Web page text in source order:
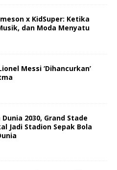
x KidSuper: Ketika
dan Moda Menyatu
Messi ‘Dihancurkan’
2030, Grand Stade
Jadi Stadion Sepak Bola